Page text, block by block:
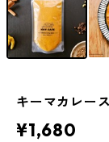
キーマカレー
¥1,680